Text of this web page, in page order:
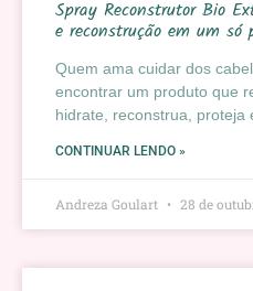
Spray Reconstrutor Bio
e reconstrução em um só
Quem ama cuidar dos
encontrar um produto que
hidrate, reconstrua, proteja
CONTINUAR LENDO »
Andreza Goulart 28 de